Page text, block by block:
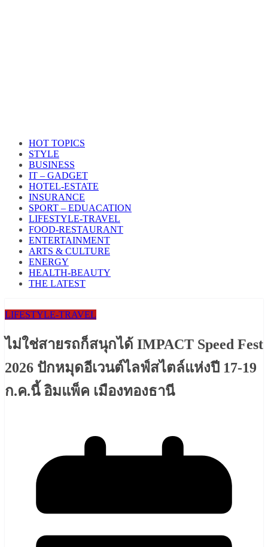
HOT TOPICS
STYLE
BUSINESS
IT – GADGET
HOTEL-ESTATE
INSURANCE
SPORT – EDUACATION
LIFESTYLE​-TRAVEL​
FOOD-RESTAURANT
ENTERTAINMENT
ARTS & CULTURE
ENERGY
HEALTH​-BEAUTY
THE LATEST
LIFESTYLE​-TRAVEL​
ไม่ใช่สายรถก็สนุกได้ IMPACT Speed Fest
2026 ปักหมุดอีเวนต์ไลฟ์สไตล์แห่งปี 17-19
ก.ค.นี้ อิมแพ็ค เมืองทองธานี